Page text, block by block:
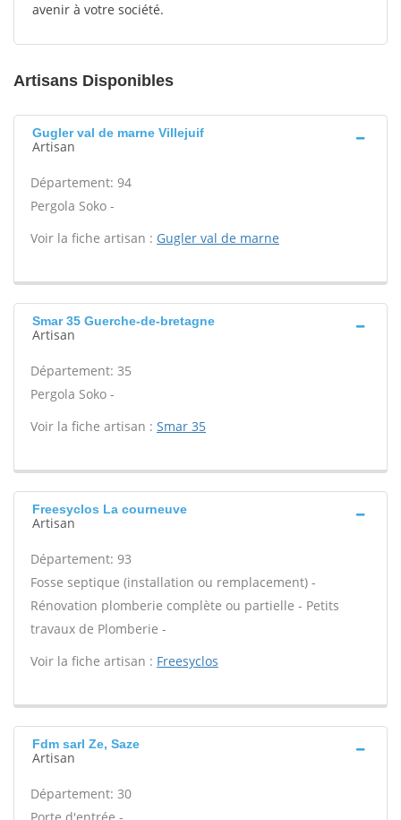
avenir à votre société.
Artisans Disponibles
Gugler val de marne Villejuif
Artisan
Département: 94
Pergola Soko -
Voir la fiche artisan : Gugler val de marne
Smar 35 Guerche-de-bretagne
Artisan
Département: 35
Pergola Soko -
Voir la fiche artisan : Smar 35
Freesyclos La courneuve
Artisan
Département: 93
Fosse septique (installation ou remplacement) -
Rénovation plomberie complète ou partielle - Petits
travaux de Plomberie -
Voir la fiche artisan : Freesyclos
Fdm sarl Ze, Saze
Artisan
Département: 30